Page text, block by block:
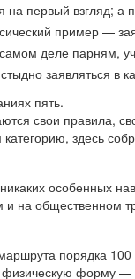
на первый взгляд;
пример —
деле парням,
заявляться в
пять.
свои правила,
здесь
особенных
и на
порядка
форму —